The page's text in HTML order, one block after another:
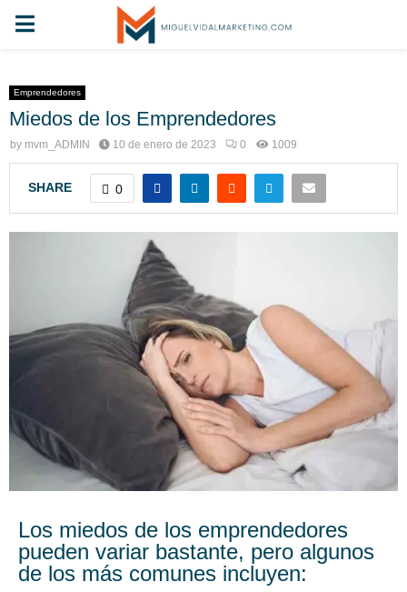
Emprendedores
Miedos de los Emprendedores
by mvm_ADMIN 10 de enero de 2023 0 1009
SHARE 0
Los miedos de los emprendedores
pueden variar bastante, pero algunos
de los más comunes incluyen: